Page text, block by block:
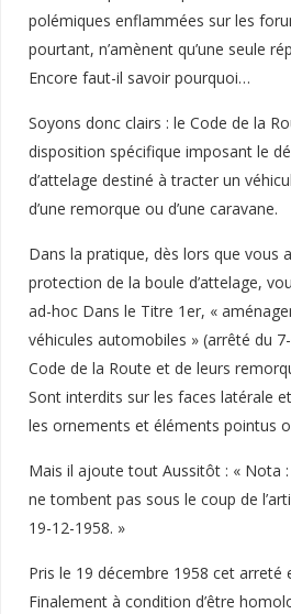
polémiques enflammées sur les
pourtant, n’amènent qu’une seule
Encore faut-il savoir pourquoi…
Soyons donc clairs : le Code de la
disposition spécifique imposant le
d’attelage destiné à tracter un
d’une remorque ou d’une caravane.
Dans la pratique, dès lors que vous
protection de la boule d’attelage,
ad-hoc Dans le Titre 1er, «
véhicules automobiles » (arrêté du
Code de la Route et de leurs
Sont interdits sur les faces latérale
les ornements et éléments pointus
Mais il ajoute tout Aussitôt : « Nota :
ne tombent pas sous le coup de
19-12-1958. »
Pris le 19 décembre 1958 cet arreté
Finalement à condition d’être